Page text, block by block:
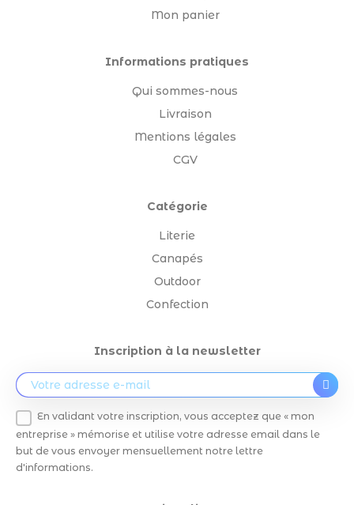
Mon panier
Informations pratiques
Qui sommes-nous
Livraison
Mentions légales
CGV
Catégorie
Literie
Canapés
Outdoor
Confection
Inscription à la newsletter
En validant votre inscription, vous acceptez que « mon
entreprise » mémorise et utilise votre adresse email dans le
but de vous envoyer mensuellement notre lettre
d'informations.